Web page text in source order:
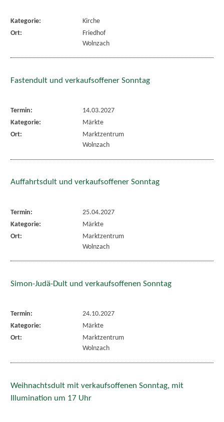
Kategorie:
Kirche
Ort:
Friedhof
Wolnzach
Fastendult und verkaufsoffener Sonntag
Termin:
14.03.2027
Kategorie:
Märkte
Ort:
Marktzentrum
Wolnzach
Auffahrtsdult und verkaufsoffener Sonntag
Termin:
25.04.2027
Kategorie:
Märkte
Ort:
Marktzentrum
Wolnzach
Simon-Judä-Dult und verkaufsoffenen Sonntag
Termin:
24.10.2027
Kategorie:
Märkte
Ort:
Marktzentrum
Wolnzach
Weihnachtsdult mit verkaufsoffenen Sonntag, mit
Illumination um 17 Uhr